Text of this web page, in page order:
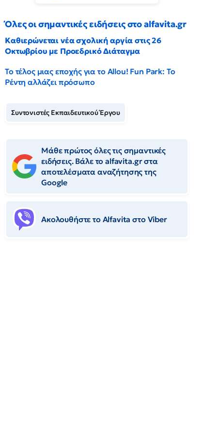
Όλες οι σημαντικές ειδήσεις στο alfavita.gr
Καθιερώνεται νέα σχολική αργία στις 26
Οκτωβρίου με Προεδρικό Διάταγμα
Το τέλος μιας εποχής για το Allou! Fun Park: Το
Ρέντη αλλάζει πρόσωπο
Συντονιστές Εκπαιδευτικού Έργου
Μάθε πρώτος όλες τις σημαντικές
ειδήσεις. Βάλε το alfavita.gr στα
αποτελέσματα αναζήτησης της
Google
Ακολουθήστε το Αlfavita στο Viber